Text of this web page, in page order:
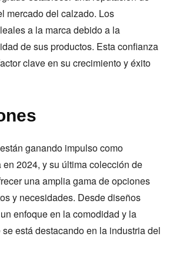
mercado del calzado. Los
a la marca debido a la
de sus productos. Esta confianza
clave en su crecimiento y éxito
ganando impulso como
2024, y su última colección de
una amplia gama de opciones
y necesidades. Desde diseños
enfoque en la comodidad y la
está destacando en la industria del